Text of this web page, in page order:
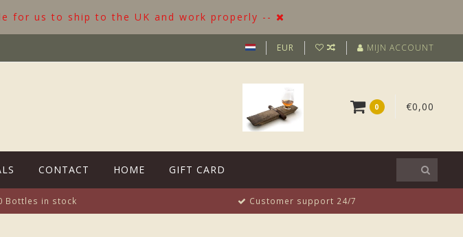
for us to ship to the UK and work properly --
EUR MIJN ACCOUNT
0 €0,00
CONTACT HOME GIFT CARD
Bottles in stock Customer support 24/7